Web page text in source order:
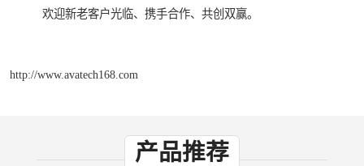
欢迎新老客户光临、携手合作、共创双赢。
http://www.avatech168.com
产品推荐